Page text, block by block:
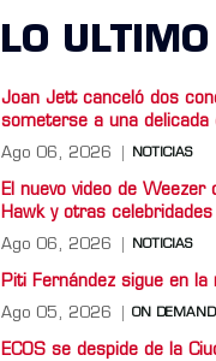
LO ULTIMO
Joan Jett canceló dos
someterse a una delicada
Ago 06, 2026 NOTICIAS
El nuevo video de Weezer
Hawk y otras celebridades
Ago 06, 2026 NOTICIAS
Piti Fernández sigue en la
Ago 05, 2026 ON DEMAND
ECOS se despide de la